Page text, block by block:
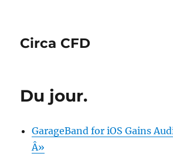
Circa CFD
Du jour.
GarageBand for iOS Gains
Â»